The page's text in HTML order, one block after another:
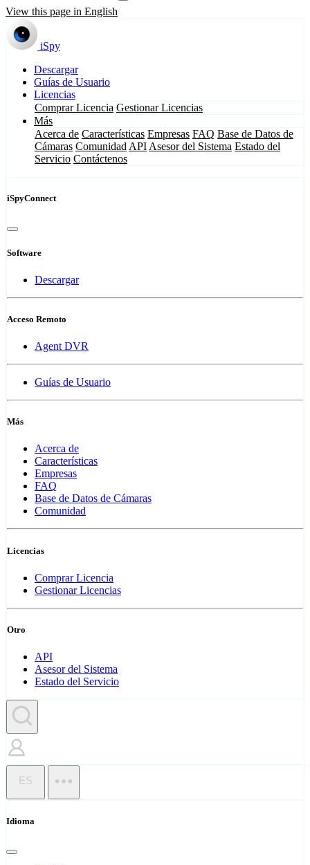
View this page in English
iSpy
Descargar
Guías de Usuario
Licencias
Comprar Licencia Gestionar Licencias
Más
Acerca de Características Empresas FAQ Base de Datos de
Cámaras Comunidad API Asesor del Sistema Estado del
Servicio Contáctenos
iSpyConnect
Software
Descargar
Acceso Remoto
Agent DVR
Guías de Usuario
Más
Acerca de
Características
Empresas
FAQ
Base de Datos de Cámaras
Comunidad
Licencias
Comprar Licencia
Gestionar Licencias
Otro
API
Asesor del Sistema
Estado del Servicio
ES
Idioma